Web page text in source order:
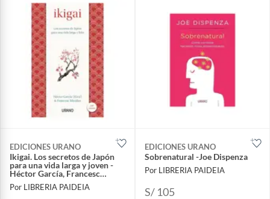
EDICIONES URANO
Ikigai. Los secretos de Japón
para una vida larga y joven -
Héctor García, Francesc
Miralles
Por LIBRERIA PAIDEIA
EDICIONES URANO
Sobrenatural -Joe Dispenza
Por LIBRERIA PAIDEIA
S/ 105